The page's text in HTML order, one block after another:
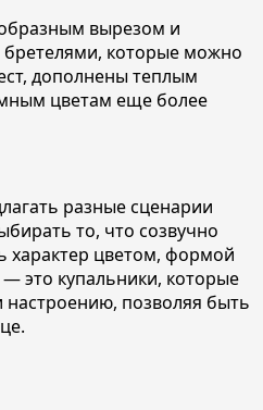
вырезом и
которые можно
дополнены теплым
цветам еще более
разные сценарии
то, что созвучно
характер цветом, формой
это купальники, которые
позволяя быть